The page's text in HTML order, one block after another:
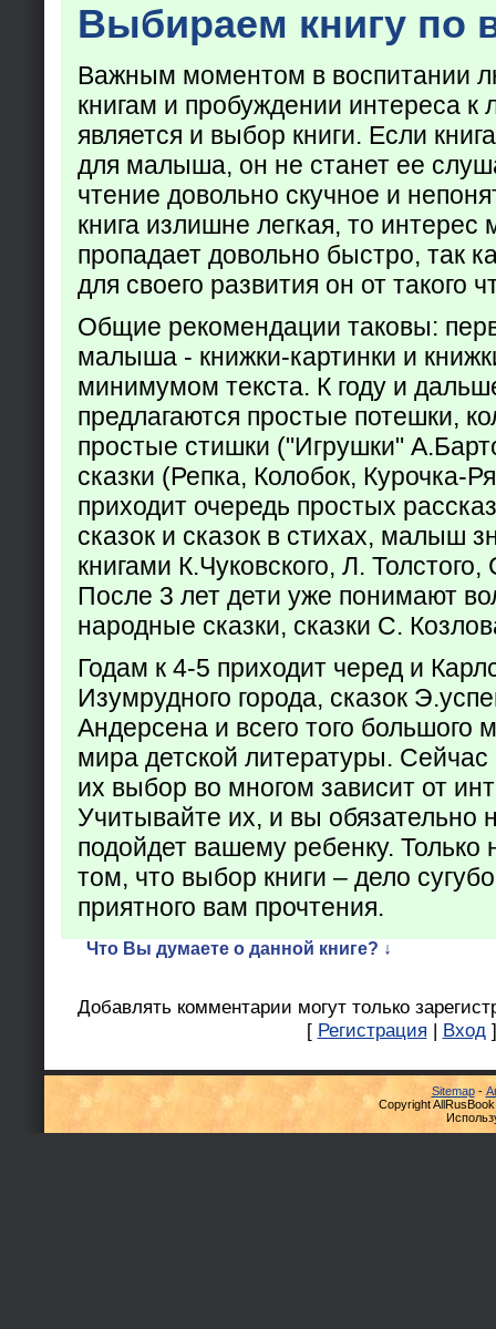
Выбираем книгу по
Важным моментом в воспитании
книгам и пробуждении интереса к
является и выбор книги. Если
для малыша, он не станет ее
чтение довольно скучное и
книга излишне легкая, то
пропадает довольно быстро, так
для своего развития он от такого
Общие рекомендации таковы:
малыша - книжки-картинки и
минимумом текста. К году и
предлагаются простые потешки,
простые стишки ("Игрушки"
сказки (Репка, Колобок, Курочка-
приходит очередь простых
сказок и сказок в стихах, малыш
книгами К.Чуковского, Л.
После 3 лет дети уже понимают
народные сказки, сказки С.
Годам к 4-5 приходит черед и
Изумрудного города, сказок
Андерсена и всего того большого
мира детской литературы. Сейчас
их выбор во многом зависит от
Учитывайте их, и вы обязательно
подойдет вашему ребенку. Только
том, что выбор книги – дело
приятного вам прочтения.
Что Вы думаете о данной книге? ↓
Добавлять комментарии могут только
[ Регистрация | Вход ]
Sitemap-
Copyright